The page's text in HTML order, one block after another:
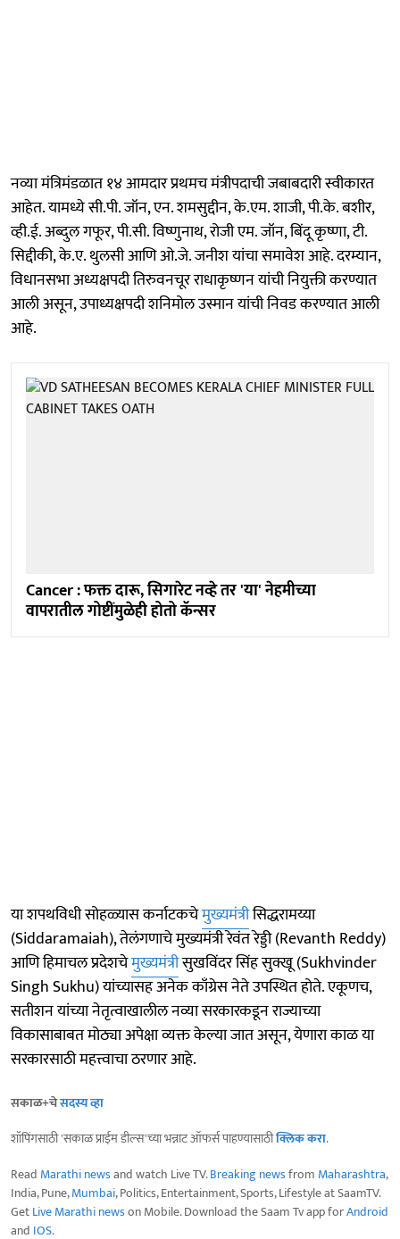
नव्या मंत्रिमंडळात १४ आमदार प्रथमच मंत्रीपदाची जबाबदारी स्वीकारत
आहेत. यामध्ये सी.पी. जॉन, एन. शमसुद्दीन, के.एम. शाजी, पी.के. बशीर,
व्ही.ई. अब्दुल गफूर, पी.सी. विष्णुनाथ, रोजी एम. जॉन, बिंदू कृष्णा, टी.
सिद्दीकी, के.ए. थुलसी आणि ओ.जे. जनीश यांचा समावेश आहे. दरम्यान,
विधानसभा अध्यक्षपदी तिरुवनचूर राधाकृष्णन यांची नियुक्ती करण्यात
आली असून, उपाध्यक्षपदी शनिमोल उस्मान यांची निवड करण्यात आली
आहे.
Cancer : फक्त दारू, सिगारेट नव्हे तर 'या' नेहमीच्या
वापरातील गोष्टींमुळेही होतो कॅन्सर
या शपथविधी सोहळ्यास कर्नाटकचेमुख्यमंत्रीसिद्धरामय्या
(Siddaramaiah), तेलंगणाचे मुख्यमंत्री रेवंत रेड्डी (Revanth Reddy)
आणि हिमाचल प्रदेशचेमुख्यमंत्रीसुखविंदर सिंह सुक्खू (Sukhvinder
Singh Sukhu) यांच्यासह अनेक काँग्रेस नेते उपस्थित होते. एकूणच,
सतीशन यांच्या नेतृत्वाखालील नव्या सरकारकडून राज्याच्या
विकासाबाबत मोठ्या अपेक्षा व्यक्त केल्या जात असून, येणारा काळ या
सरकारसाठी महत्त्वाचा ठरणार आहे.
सकाळ+चेसदस्य व्हा
शॉपिंगसाठी 'सकाळ प्राईम डील्स'च्या भन्नाट ऑफर्स पाहण्यासाठीक्लिक करा.
Read Marathi newsand watch Live TV.Breaking newsfrom Maharashtra,
India, Pune,Mumbai, Politics, Entertainment, Sports, Lifestyle at SaamTV.
GetLive Marathi newson Mobile. Download the Saam Tv app forAndroid
and IOS.